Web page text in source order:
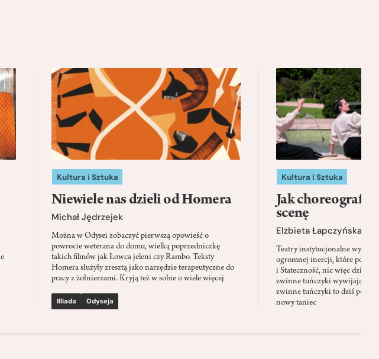
Kultura i Sztuka
Niewiele nas dzieli od Homera
Michał Jędrzejek
Można w Odysei zobaczyć pierwszą opowieść o
powrocie weterana do domu, wielką poprzedniczkę
takich filmów jak Łowca jeleni czy Rambo. Teksty
Homera służyły zresztą jako narzędzie terapeutyczne do
pracy z żołnierzami. Kryją też w sobie o wiele więcej
Illiada Odyseja
Kultura i Sztuka
Jak
scenę
Elżbieta Łapczyńska
Teatry instytucjonalne
ogromnej inercji, które ponad
i Stateczność, nic więc
zwinne tuńczyki wywijają
zwinne tuńczyki to dziś
nowy taniec